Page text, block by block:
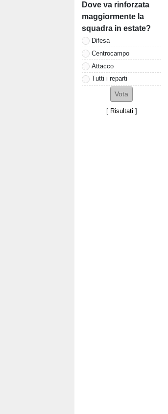
Dove va rinforzata
maggiormente la
squadra in estate?
Difesa
Centrocampo
Attacco
Tutti i reparti
[ Risultati ]